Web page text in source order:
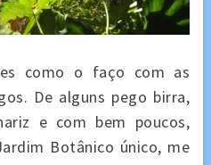
como o faço com as
De alguns pego birra,
e com bem poucos,
Botânico único, me